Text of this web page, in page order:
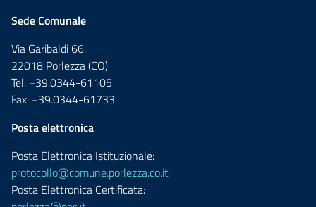
Sede Comunale
Via Garibaldi 66,
22018 Porlezza (CO)
Tel: +39.0344-61105
Fax: +39.0344-61733
Posta elettronica
Posta Elettronica Istituzionale:
protocollo@comune.porlezza.co.it
Posta Elettronica Certificata: